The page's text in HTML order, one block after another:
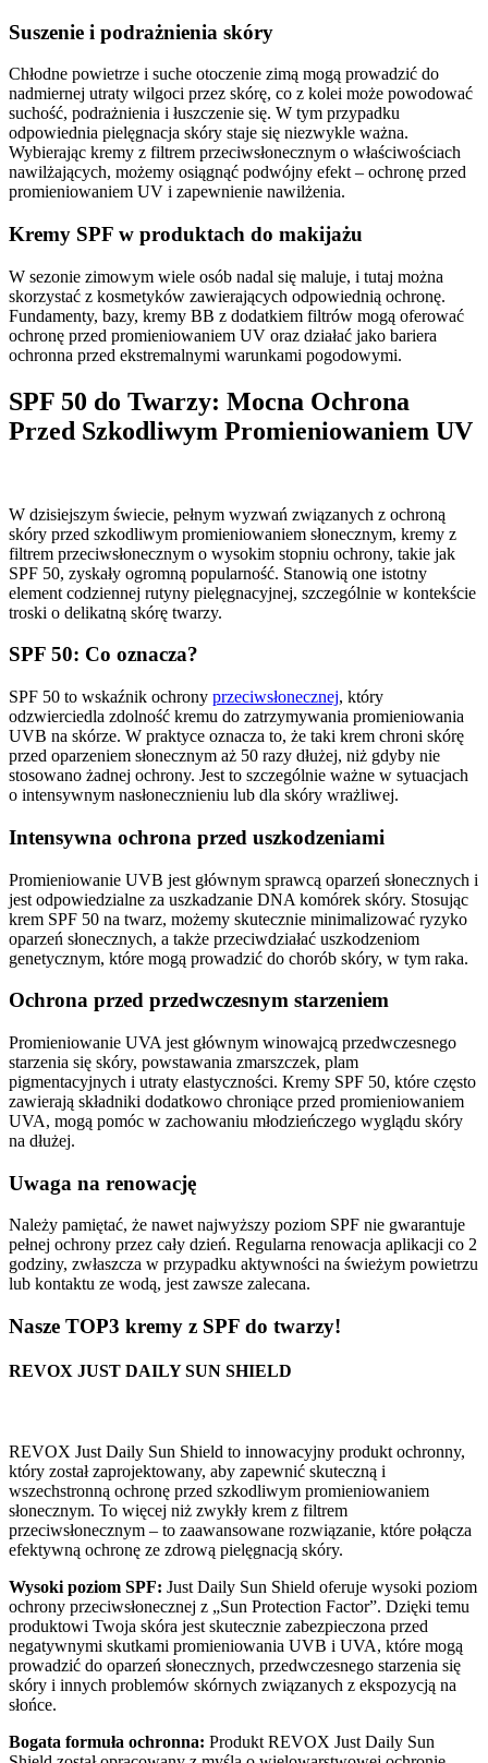
Suszenie i podrażnienia skóry
Chłodne powietrze i suche otoczenie zimą mogą prowadzić do
nadmiernej utraty wilgoci przez skórę, co z kolei może powodować
suchość, podrażnienia i łuszczenie się. W tym przypadku
odpowiednia pielęgnacja skóry staje się niezwykle ważna.
Wybierając kremy z filtrem przeciwsłonecznym o właściwościach
nawilżających, możemy osiągnąć podwójny efekt – ochronę przed
promieniowaniem UV i zapewnienie nawilżenia.
Kremy SPF w produktach do makijażu
W sezonie zimowym wiele osób nadal się maluje, i tutaj można
skorzystać z kosmetyków zawierających odpowiednią ochronę.
Fundamenty, bazy, kremy BB z dodatkiem filtrów mogą oferować
ochronę przed promieniowaniem UV oraz działać jako bariera
ochronna przed ekstremalnymi warunkami pogodowymi.
SPF 50 do Twarzy: Mocna Ochrona
Przed Szkodliwym Promieniowaniem UV
W dzisiejszym świecie, pełnym wyzwań związanych z ochroną
skóry przed szkodliwym promieniowaniem słonecznym, kremy z
filtrem przeciwsłonecznym o wysokim stopniu ochrony, takie jak
SPF 50, zyskały ogromną popularność. Stanowią one istotny
element codziennej rutyny pielęgnacyjnej, szczególnie w kontekście
troski o delikatną skórę twarzy.
SPF 50: Co oznacza?
SPF 50 to wskaźnik ochrony przeciwsłonecznej, który
odzwierciedla zdolność kremu do zatrzymywania promieniowania
UVB na skórze. W praktyce oznacza to, że taki krem chroni skórę
przed oparzeniem słonecznym aż 50 razy dłużej, niż gdyby nie
stosowano żadnej ochrony. Jest to szczególnie ważne w sytuacjach
o intensywnym nasłonecznieniu lub dla skóry wrażliwej.
Intensywna ochrona przed uszkodzeniami
Promieniowanie UVB jest głównym sprawcą oparzeń słonecznych i
jest odpowiedzialne za uszkadzanie DNA komórek skóry. Stosując
krem SPF 50 na twarz, możemy skutecznie minimalizować ryzyko
oparzeń słonecznych, a także przeciwdziałać uszkodzeniom
genetycznym, które mogą prowadzić do chorób skóry, w tym raka.
Ochrona przed przedwczesnym starzeniem
Promieniowanie UVA jest głównym winowajcą przedwczesnego
starzenia się skóry, powstawania zmarszczek, plam
pigmentacyjnych i utraty elastyczności. Kremy SPF 50, które często
zawierają składniki dodatkowo chroniące przed promieniowaniem
UVA, mogą pomóc w zachowaniu młodzieńczego wyglądu skóry
na dłużej.
Uwaga na renowację
Należy pamiętać, że nawet najwyższy poziom SPF nie gwarantuje
pełnej ochrony przez cały dzień. Regularna renowacja aplikacji co 2
godziny, zwłaszcza w przypadku aktywności na świeżym powietrzu
lub kontaktu ze wodą, jest zawsze zalecana.
Nasze TOP3 kremy z SPF do twarzy!
REVOX JUST DAILY SUN SHIELD
REVOX Just Daily Sun Shield to innowacyjny produkt ochronny,
który został zaprojektowany, aby zapewnić skuteczną i
wszechstronną ochronę przed szkodliwym promieniowaniem
słonecznym. To więcej niż zwykły krem z filtrem
przeciwsłonecznym – to zaawansowane rozwiązanie, które połącza
efektywną ochronę ze zdrową pielęgnacją skóry.
Wysoki poziom SPF: Just Daily Sun Shield oferuje wysoki poziom
ochrony przeciwsłonecznej z „Sun Protection Factor”. Dzięki temu
produktowi Twoja skóra jest skutecznie zabezpieczona przed
negatywnymi skutkami promieniowania UVB i UVA, które mogą
prowadzić do oparzeń słonecznych, przedwczesnego starzenia się
skóry i innych problemów skórnych związanych z ekspozycją na
słońce.
Bogata formuła ochronna: Produkt REVOX Just Daily Sun